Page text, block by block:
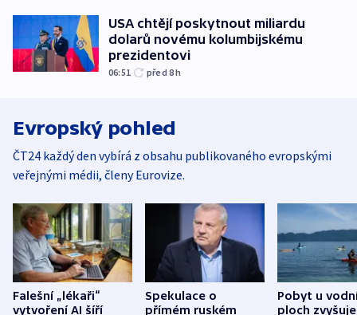
USA chtějí poskytnout miliardu
dolarů novému kolumbijskému
prezidentovi
06:51 před 8h
Evropský pohled
ČT24 každý den vybírá z obsahu publikovaného evropskými
veřejnými médii, členy Eurovize.
Falešní „lékaři“
vytvoření AI šíří
Spekulace o
přímém ruském
Pobyt u
ploch zvyšuje